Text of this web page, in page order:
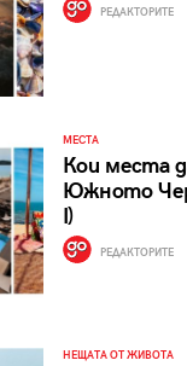
РЕДАКТОРИТЕ
МЕСТА
Кои места
Южното
I)
РЕДАКТОРИТЕ
НЕЩАТА ОТ ЖИВОТА